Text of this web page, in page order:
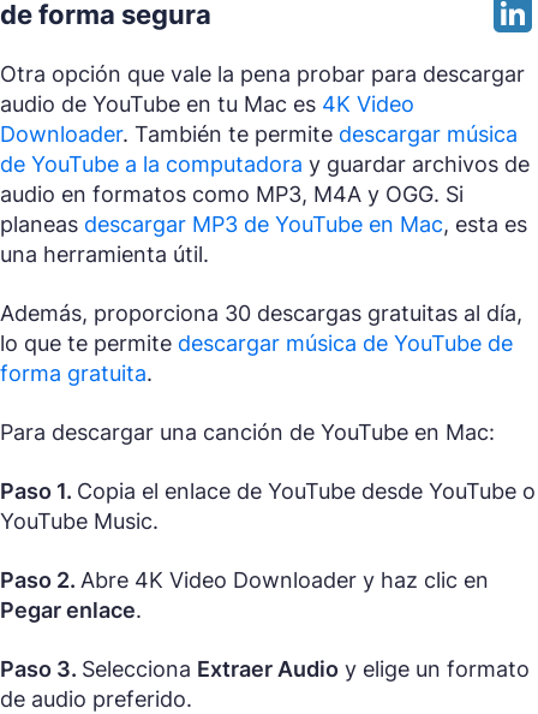
de forma segura
Otra opción que vale la pena probar para descargar
audio de YouTube en tu Mac es 4K Video
Downloader. También te permite descargar música
de YouTube a la computadora y guardar archivos de
audio en formatos como MP3, M4A y OGG. Si
planeas descargar MP3 de YouTube en Mac, esta es
una herramienta útil.
Además, proporciona 30 descargas gratuitas al día,
lo que te permite descargar música de YouTube de
forma gratuita.
Para descargar una canción de YouTube en Mac:
Paso 1. Copia el enlace de YouTube desde YouTube o
YouTube Music.
Paso 2. Abre 4K Video Downloader y haz clic en
Pegar enlace.
Paso 3. Selecciona Extraer Audio y elige un formato
de audio preferido.